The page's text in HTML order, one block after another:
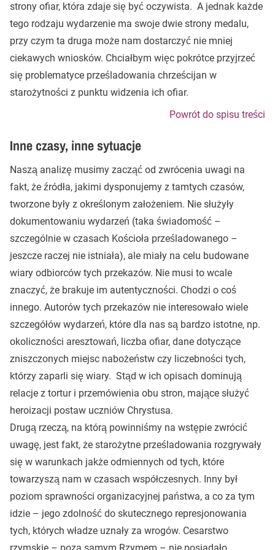
strony ofiar, która zdaje się być oczywista. A jednak każde
tego rodzaju wydarzenie ma swoje dwie strony medalu,
przy czym ta druga może nam dostarczyć nie mniej
ciekawych wniosków. Chciałbym więc pokrótce przyjrzeć
się problematyce prześladowania chrześcijan w
starożytności z punktu widzenia ich ofiar.
Powrót do spisu treści
Inne czasy, inne sytuacje
Naszą analizę musimy zacząć od zwrócenia uwagi na
fakt, że źródła, jakimi dysponujemy z tamtych czasów,
tworzone były z określonym założeniem. Nie służyły
dokumentowaniu wydarzeń (taka świadomość –
szczególnie w czasach Kościoła prześladowanego –
jeszcze raczej nie istniała), ale miały na celu budowane
wiary odbiorców tych przekazów. Nie musi to wcale
znaczyć, że brakuje im autentyczności. Chodzi o coś
innego. Autorów tych przekazów nie interesowało wiele
szczegółów wydarzeń, które dla nas są bardzo istotne, np.
okoliczności aresztowań, liczba ofiar, dane dotyczące
zniszczonych miejsc nabożeństw czy liczebności tych,
którzy zaparli się wiary. Stąd w ich opisach dominują
relacje z tortur i przemówienia obu stron, mające służyć
heroizacji postaw uczniów Chrystusa.
Drugą rzeczą, na którą powinniśmy na wstępie zwrócić
uwagę, jest fakt, że starożytne prześladowania rozgrywały
się w warunkach jakże odmiennych od tych, które
towarzyszą nam w czasach współczesnych. Inny był
poziom sprawności organizacyjnej państwa, a co za tym
idzie – jego zdolność do skutecznego represjonowania
tych, których władze uznały za wrogów. Cesarstwo